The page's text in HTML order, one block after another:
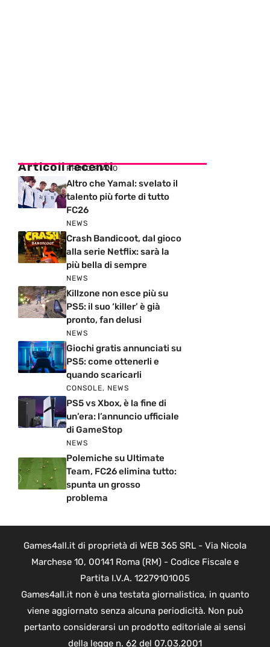
Articoli recenti
PRIMO PIANO
Altro che Yamal: svelato il
talento più forte di tutto
FC26
NEWS
Crash Bandicoot, dal gioco
alla serie Netflix: sarà la
più bella di sempre
NEWS
Killzone non esce più su
PS5: il suo ‘killer’ è già
pronto, fan delusi
NEWS
Giochi gratis annunciati su
PS5: come ottenerli e
quando scaricarli
CONSOLE, NEWS
PS5 vs Xbox, è la fine di
un’era: l’annuncio ufficiale
di GameStop
NEWS
Polemiche su Ultimate
Team, FC26 elimina tutto:
spunta un grosso
problema
Games4all.it di proprietà di WEB 365 SRL - Via Nicola
Marchese 10, 00141 Roma (RM) - Codice Fiscale e
Partita I.V.A. 12279101005
Games4all.it non è una testata giornalistica, in quanto
viene aggiornato senza alcuna periodicità. Non può
pertanto considerarsi un prodotto editoriale ai sensi
della legge n. 62 del 07.03.2001